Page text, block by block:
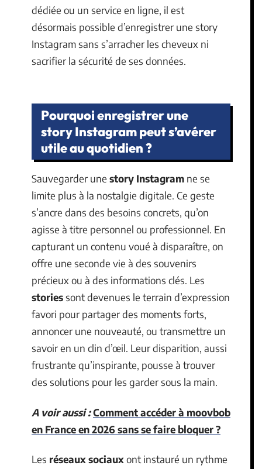
dédiée ou un service en ligne, il est
désormais possible d’enregistrer une story
Instagram sans s’arracher les cheveux ni
sacrifier la sécurité de ses données.
Pourquoi enregistrer une
story Instagram peut s’avérer
utile au quotidien ?
Sauvegarder une story Instagram ne se
limite plus à la nostalgie digitale. Ce geste
s’ancre dans des besoins concrets, qu’on
agisse à titre personnel ou professionnel. En
capturant un contenu voué à disparaître, on
offre une seconde vie à des souvenirs
précieux ou à des informations clés. Les
storiessont devenues le terrain d’expression
favori pour partager des moments forts,
annoncer une nouveauté, ou transmettre un
savoir en un clin d’œil. Leur disparition, aussi
frustrante qu’inspirante, pousse à trouver
des solutions pour les garder sous la main.
A voir aussi :Comment accéder à moovbob
en France en 2026 sans se faire bloquer ?
Les réseaux sociauxont instauré un rythme